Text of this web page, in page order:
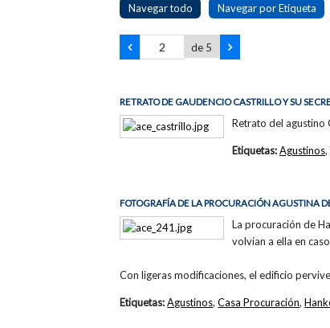
Navegar todo Navegar por Etiqueta
de 5
RETRATO DE GAUDENCIO CASTRILLO Y SU
Retrato del agustino
Etiquetas:Agustinos,
FOTOGRAFÍA DE LA PROCURACIÓN AGUSTINA
La procuración de
volvían a ella en
Con ligeras modificaciones, el edificio
Etiquetas:Agustinos,Casa Procuración,